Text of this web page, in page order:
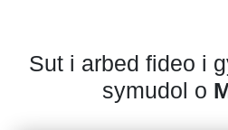
Sut i arbed fideo i
symudol o